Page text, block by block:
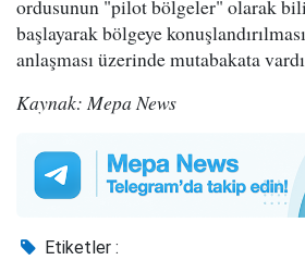
ordusunun "pilot bölgeler" olarak
başlayarak bölgeye
anlaşması üzerinde mutabakata
Kaynak: Mepa News
Etiketler :